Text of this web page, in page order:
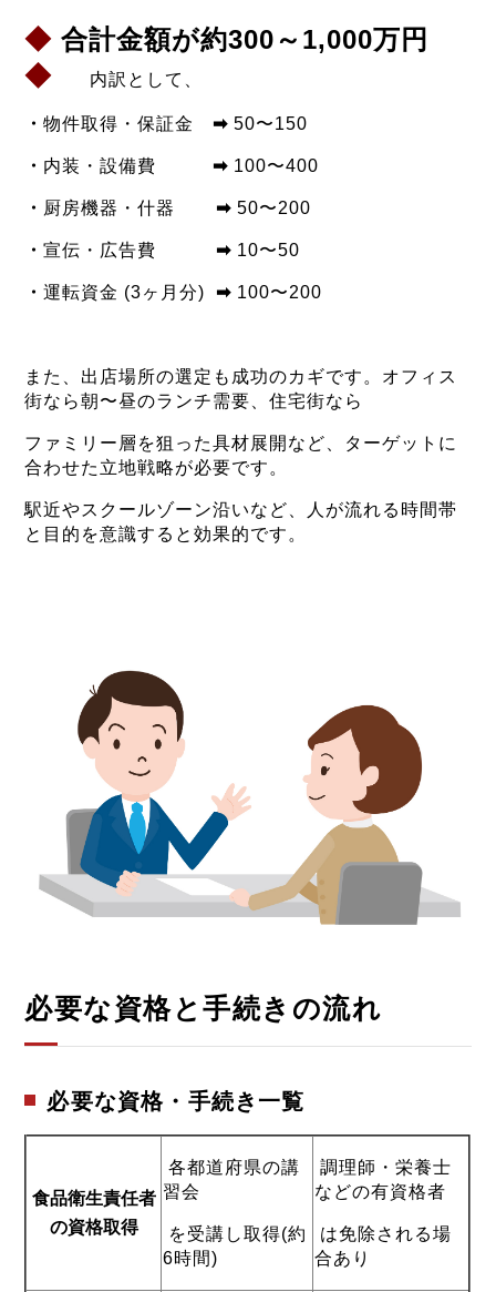
◆ 合計金額が約300～1,000万円
◆
内訳として、
・物件取得・保証金 ➡ 50〜150
・ 内装・設備費 ➡ 100〜400
・ 厨房機器・什器 ➡ 50〜200
・宣伝・広告費 ➡ 10〜50
・運転資金 (3ヶ月分) ➡ 100〜200
また、出店場所の選定も成功のカギです。オフィス
街なら朝〜昼のランチ需要、住宅街なら
ファミリー層を狙った具材展開など、ターゲットに
合わせた立地戦略が必要です。
駅近やスクールゾーン沿いなど、人が流れる時間帯
と目的を意識すると効果的です。
必要な資格と手続きの流れ
必要な資格・手続き一覧
食品衛生責任者
の資格取得
各都道府県の講
習会
を受講し取得(約
6時間)
調理師・栄養士
などの有資格者
は免除される場
合あり